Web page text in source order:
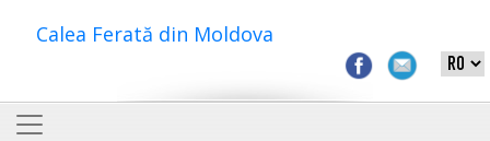
Calea Ferată din Moldova